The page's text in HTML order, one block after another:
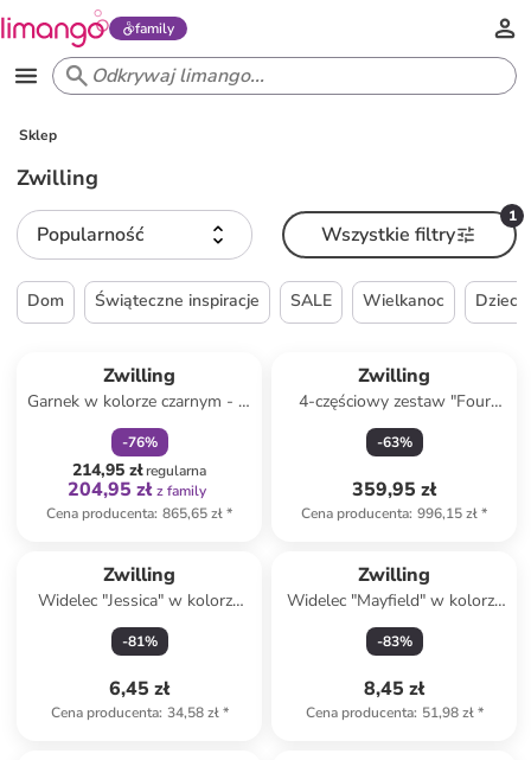
family
Sklep
Zwilling
Popularność
1
Wszystkie filtry
Dom Świąteczne inspiracje SALE Wielkanoc
Zwilling
Garnek w kolorze czarnym - Ø
28 cm
-76%
214,95 złregularna
204,95 zł z family
Cena producenta: 865,65 zł*
Zwilling
4-częściowy zestaw "Four
Star" w kolorze beżowo-
czarnym
-63%
359,95 zł
Cena producenta: 996,15 zł*
Zwilling
Widelec "Jessica" w kolorze
srebrnym do ryb - dł. 23 cm
-81%
6,45 zł
Cena producenta: 34,58 zł*
Zwilling
Widelec "Mayfield" w kolorze
srebrnym - dł. 16 cm
-83%
8,45 zł
Cena producenta: 51,98 zł*